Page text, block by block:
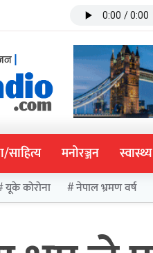
मनोरञ्जन स्वास्थ्य
यूके कोरोना नेपाल भ्रमण वर्ष